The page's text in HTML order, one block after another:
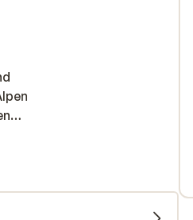
de